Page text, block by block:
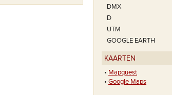
DMX
D
UTM
GOOGLE EARTH
KAARTEN
• Mapquest
• Google Maps